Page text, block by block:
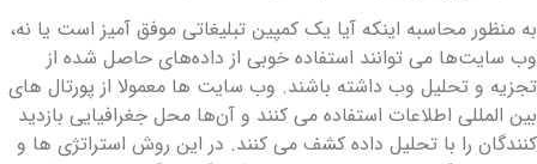
به منظور محاسبه اینکه آیا یک کمپین تبلیغاتی موفق آمیز است یا نه،
وب سایت‌ها می ‌توانند استفاده خوبی از داده‌های حاصل شده از
‌تجزیه و تحلیل ‌وب داشته باشند. وب سایت ‌ها معمولا از پورتال ‌های
بین المللی اطلاعات استفاده ‌می ‌کنند و آن‌ها محل جغرافیایی بازدید
کنندگان را با تحلیل داده کشف ‌می ‌کنند. در این روش استراتژی ‌ها و